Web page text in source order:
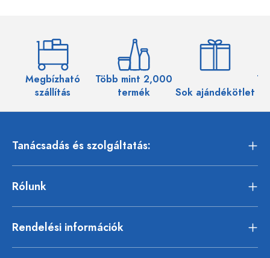
Megbízható
szállítás
Több mint 2,000
termék
Sok ajándékötlet
Tanácsadás és szolgáltatás:
Rólunk
Rendelési információk